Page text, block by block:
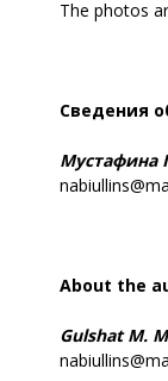
The photos
Сведения
Мустафина
About the
GulshatM.